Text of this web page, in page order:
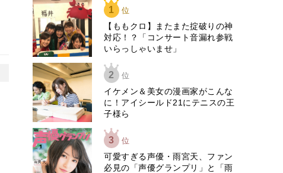
1 位
【ももクロ】またまた掟破りの神
対応！？「コンサート音漏れ参戦
いらっしゃいませ」
2 位
イケメン＆美女の漫画家がこんな
に！アイシールド21にテニスの王
子様ら
3 位
可愛すぎる声優・雨宮天、ファン
必見の「声優グランプリ」と「雨